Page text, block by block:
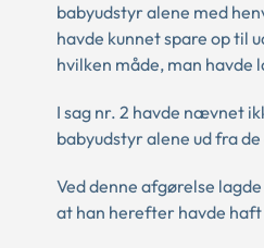
babyudstyr alene med
havde kunnet spare op til
hvilken måde, man havde
I sag nr. 2 havde nævnet
babyudstyr alene ud fra
Ved denne afgørelse
at han herefter havde